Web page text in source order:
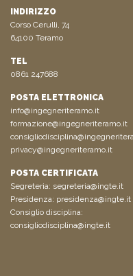
INDIRIZZO
Corso Cerulli, 74
64100 Teramo
TEL
0861 247688
POSTA ELETTRONICA
info@ingegneriteramo.it
formazione@ingegneriteramo.it
privacy@ingegneriteramo.it
POSTA CERTIFICATA
Segreteria: segreteria@ingte.it
Presidenza: presidenza@ingte.it
Consiglio disciplina:
consigliodisciplina@ingte.it